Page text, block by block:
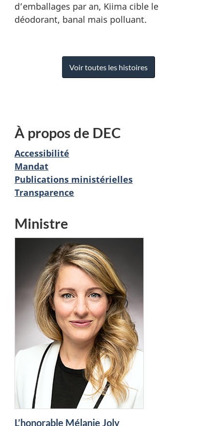
d’emballages par an, Kiima cible le
déodorant, banal mais polluant.
Voir toutes les histoires
À propos de DEC
Accessibilité
Mandat
Publications ministérielles
Transparence
Ministre
L’honorable Mélanie Joly